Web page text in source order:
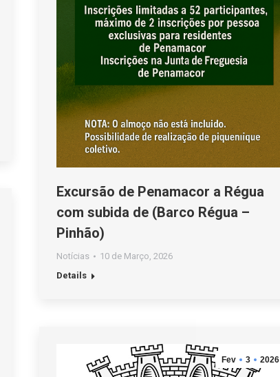
Excursão de Penamacor a Régua
com subida de (Barco Régua –
Pinhão)
Notícias
10 de Março, 2026
Details
Fev 3 2026